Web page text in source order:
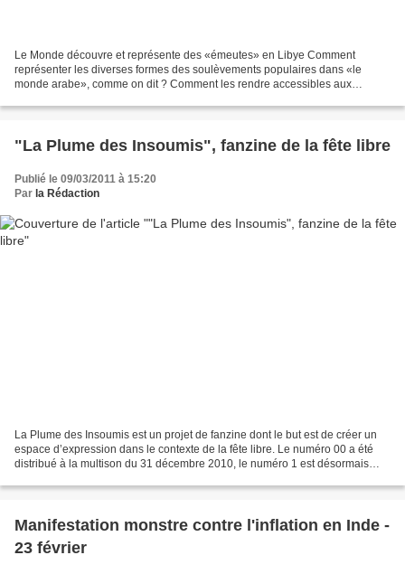
Le Monde découvre et représente des «émeutes» en Libye Comment
représenter les diverses formes des soulèvements populaires dans «le
monde arabe», comme on dit ? Comment les rendre accessibles aux
"La Plume des Insoumis", fanzine de la fête libre
Publié le 09/03/2011 à 15:20
Par la Rédaction
La Plume des Insoumis est un projet de fanzine dont le but est de créer un
espace d’expression dans le contexte de la fête libre. Le numéro 00 a été
distribué à la multison du 31 décembre 2010, le numéro 1 est désormais
Manifestation monstre contre l'inflation en Inde -
23 février